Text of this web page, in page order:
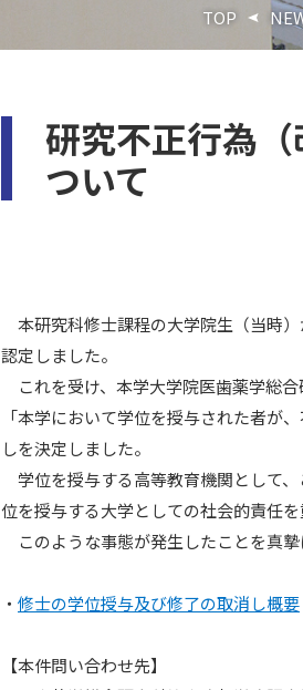
TOP
研究不正行為
ついて
本研究科修士課程の大学院生（当時
認定しました。
これを受け、本学大学院医歯薬学総
「本学において学位を授与された者が
しを決定しました。
学位を授与する高等教育機関として
位を授与する大学としての社会的責任
このような事態が発生したことを真
・ 修士の学位授与及び修了の取消し概要
【本件問い合わせ先】